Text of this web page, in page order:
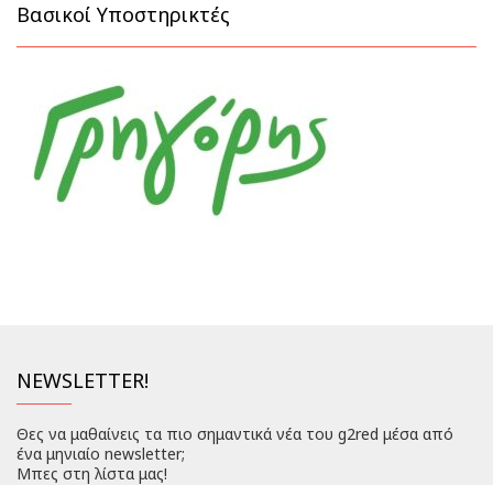
Βασικοί Υποστηρικτές
NEWSLETTER!
Θες να μαθαίνεις τα πιο σημαντικά νέα του g2red μέσα από
ένα μηνιαίο newsletter;
Μπες στη λίστα μας!